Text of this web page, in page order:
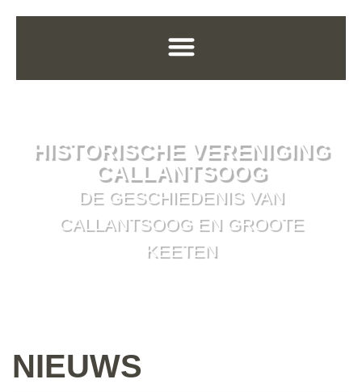
HISTORISCHE VERENIGING
CALLANTSOOG
DE GESCHIEDENIS VAN
CALLANTSOOG EN GROOTE
KEETEN
NIEUWS